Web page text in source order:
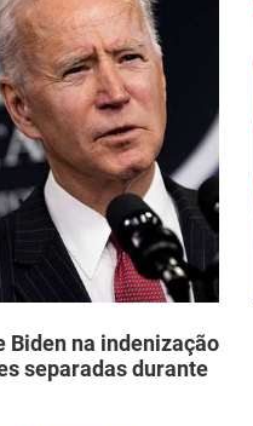
Biden na indenização
separadas durante